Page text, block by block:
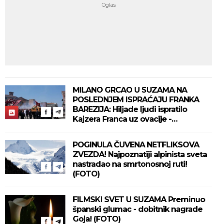
MILANO GRCAO U SUZAMA NA
POSLEDNJEM ISPRAĆAJU FRANKA
BAREZIJA: Hiljade ljudi ispratilo
Kajzera Franca uz ovacije -
POGINULA ČUVENA NETFLIKSOVA
ZVEZDA! Najpoznatiji alpinista sveta
nastradao na smrtonosnoj ruti!
(FOTO)
FILMSKI SVET U SUZAMA Preminuo
španski glumac - dobitnik nagrade
Goja! (FOTO)